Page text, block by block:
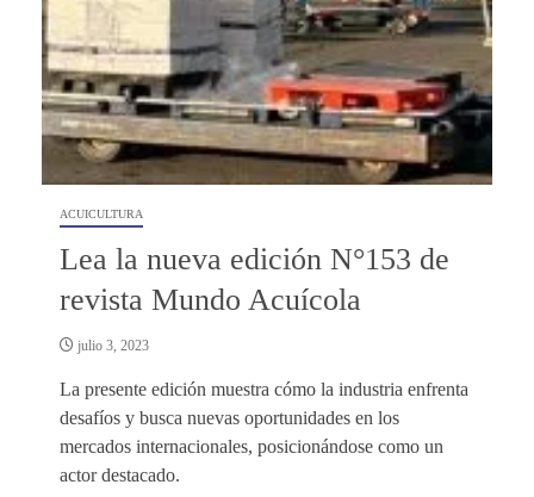
ACUICULTURA
Lea la nueva edición N°153 de
revista Mundo Acuícola
julio 3, 2023
La presente edición muestra cómo la industria enfrenta
desafíos y busca nuevas oportunidades en los
mercados internacionales, posicionándose como un
actor destacado.